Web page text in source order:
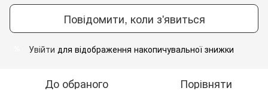
Повідомити, коли з'явиться
Увійти для відображення накопичувальної знижки
До обраного Порівняти